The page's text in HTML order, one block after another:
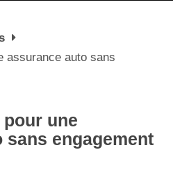
assurance auto sans
une
sans engagement